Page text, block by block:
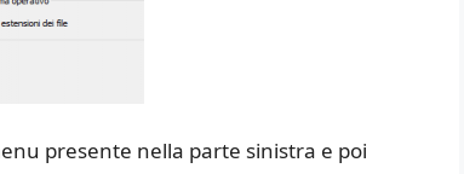
presente nella parte sinistra e poi